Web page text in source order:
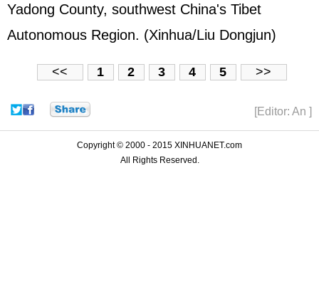
Yadong County, southwest China's Tibet
Autonomous Region. (Xinhua/Liu Dongjun)
<< 1 2 3 4 5 >>
[Editor: An ]
Copyright © 2000 - 2015 XINHUANET.com
All Rights Reserved.